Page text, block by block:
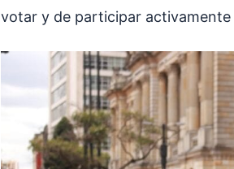
votar y de participar activamente